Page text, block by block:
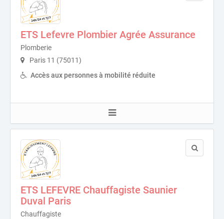
ETS Lefevre Plombier Agrée Assurance
Plomberie
Paris 11 (75011)
Accès aux personnes à mobilité réduite
ETS LEFEVRE Chauffagiste Saunier
Duval Paris
Chauffagiste